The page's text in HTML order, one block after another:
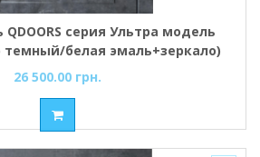
серия Ультра модель
белая эмаль+зеркало)
26 500.00 грн.